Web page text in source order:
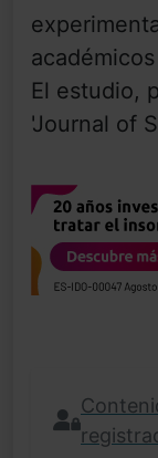
El estudio,
'Journal of